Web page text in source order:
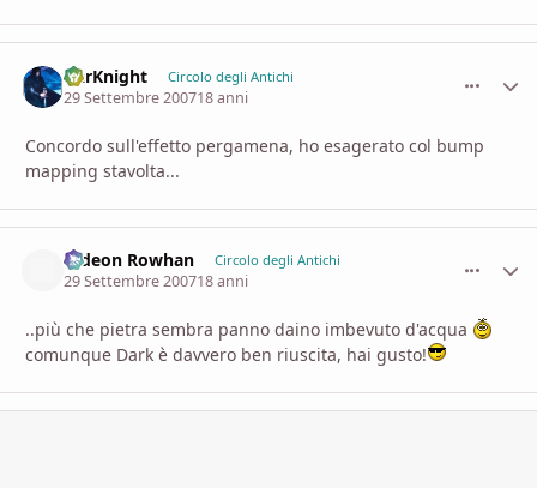
DarKnight Circolo degli Antichi
29 Settembre 200718 anni
Concordo sull'effetto pergamena, ho esagerato col bump
mapping stavolta...
Gideon Rowhan Circolo degli Antichi
29 Settembre 200718 anni
..più che pietra sembra panno daino imbevuto d'acqua
comunque Dark è davvero ben riuscita, hai gusto!